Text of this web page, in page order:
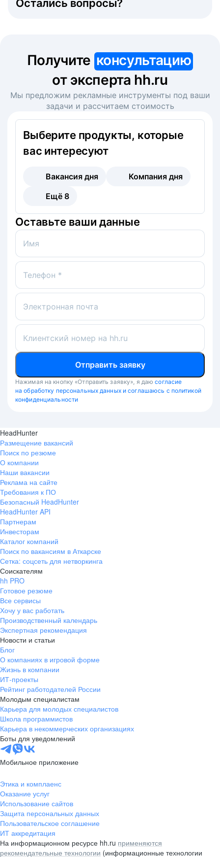
Остались вопросы?
Получите консультацию
от эксперта hh.ru
Мы предложим рекламные инструменты под ваши
задачи и рассчитаем стоимость
Выберите продукты, которые
вас интересуют
Вакансия дня
Компания дня
Ещё 8
Оставьте ваши данные
Имя
Телефон *
Электронная почта
Клиентский номер на hh.ru
Отправить заявку
Нажимая на кнопку «Отправить заявку», я даю согласие
на обработку персональных данных и соглашаюсь с политикой
конфиденциальности
HeadHunter
Размещение вакансий
Поиск по резюме
О компании
Наши вакансии
Реклама на сайте
Требования к ПО
Безопасный HeadHunter
HeadHunter API
Партнерам
Инвесторам
Каталог компаний
Поиск по вакансиям в Аткарске
Сетка: соцсеть для нетворкинга
Соискателям
hh PRO
Готовое резюме
Все сервисы
Хочу у вас работать
Производственный календарь
Экспертная рекомендация
Новости и статьи
Блог
О компаниях в игровой форме
Жизнь в компании
ИТ-проекты
Рейтинг работодателей России
Молодым специалистам
Карьера для молодых специалистов
Школа программистов
Карьера в некоммерческих организациях
Боты для уведомлений
Мобильное приложение
Этика и комплаенс
Оказание услуг
Использование сайтов
Защита персональных данных
Пользовательское соглашение
ИТ аккредитация
На информационном ресурсе hh.ru применяются
рекомендательные технологии (информационные технологии